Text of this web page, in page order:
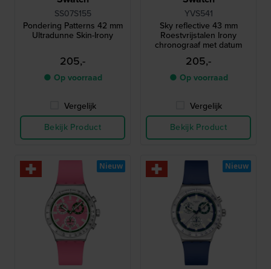
SS07S155
Pondering Patterns 42 mm
Ultradunne Skin-Irony
205,-
● Op voorraad
Vergelijk
Bekijk Product
YVS541
Sky reflective 43 mm
Roestvrijstalen Irony
chronograaf met datum
205,-
● Op voorraad
Vergelijk
Bekijk Product
Nieuw Nieuw